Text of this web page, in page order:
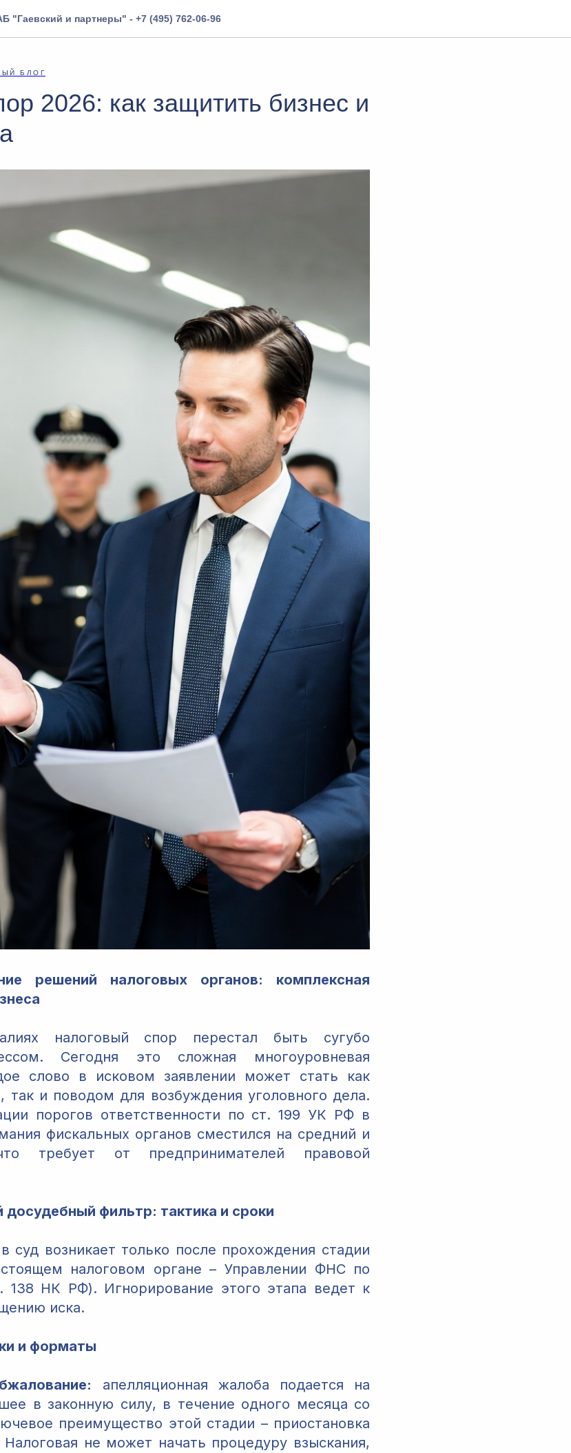
"Гаевский и партнеры" - +7 (495) 762-06-96
БЛОГ
2026: как защитить бизнес и
решений налоговых органов: комплексная
налоговый спор перестал быть сугубо
Сегодня это сложная многоуровневая
слово в исковом заявлении может стать как
и поводом для возбуждения уголовного дела.
порогов ответственности по ст. 199 УК РФ в
фискальных органов сместился на средний и
требует от предпринимателей правовой
досудебный фильтр: тактика и сроки
суд возникает только после прохождения стадии
налоговом органе – Управлении ФНС по
138 НК РФ). Игнорирование этого этапа ведет к
иска.
и форматы
апелляционная жалоба подается на
в законную силу, в течение одного месяца со
преимущество этой стадии – приостановка
не может начать процедуру взыскания,